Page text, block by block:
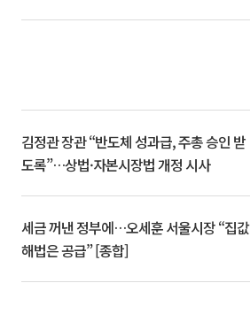
김정관 장관 “반도체 성과급, 주총 승인 받
도록”…상법·자본시장법 개정 시사
세금 꺼낸 정부에…오세훈 서울시장 “집값
해법은 공급” [종합]